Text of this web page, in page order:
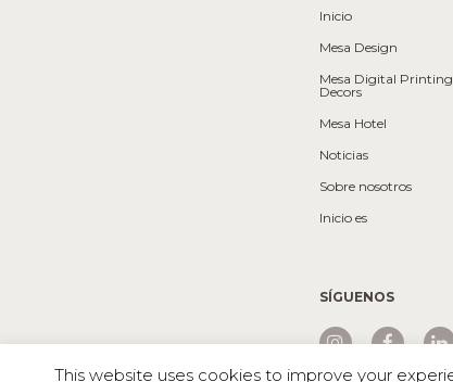
Inicio
Mesa Design
Mesa Digital Printing
Decors
Mesa Hotel
Noticias
Sobre nosotros
Inicio es
SÍGUENOS
This website uses cookies to improve your